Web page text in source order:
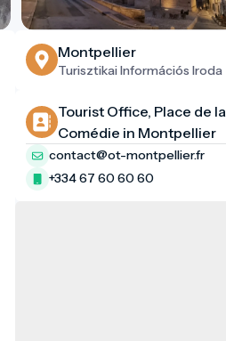
Montpellier
Turisztikai Információs Iroda
Tourist Office, Place de la
Comédie in Montpellier
contact@ot-montpellier.fr
+334 67 60 60 60